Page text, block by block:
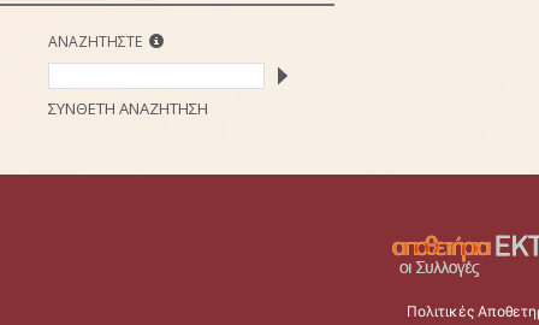
ΑΝΑΖΗΤΗΣΤΕ
ΣΥΝΘΕΤΗ ΑΝΑΖΗΤΗΣΗ